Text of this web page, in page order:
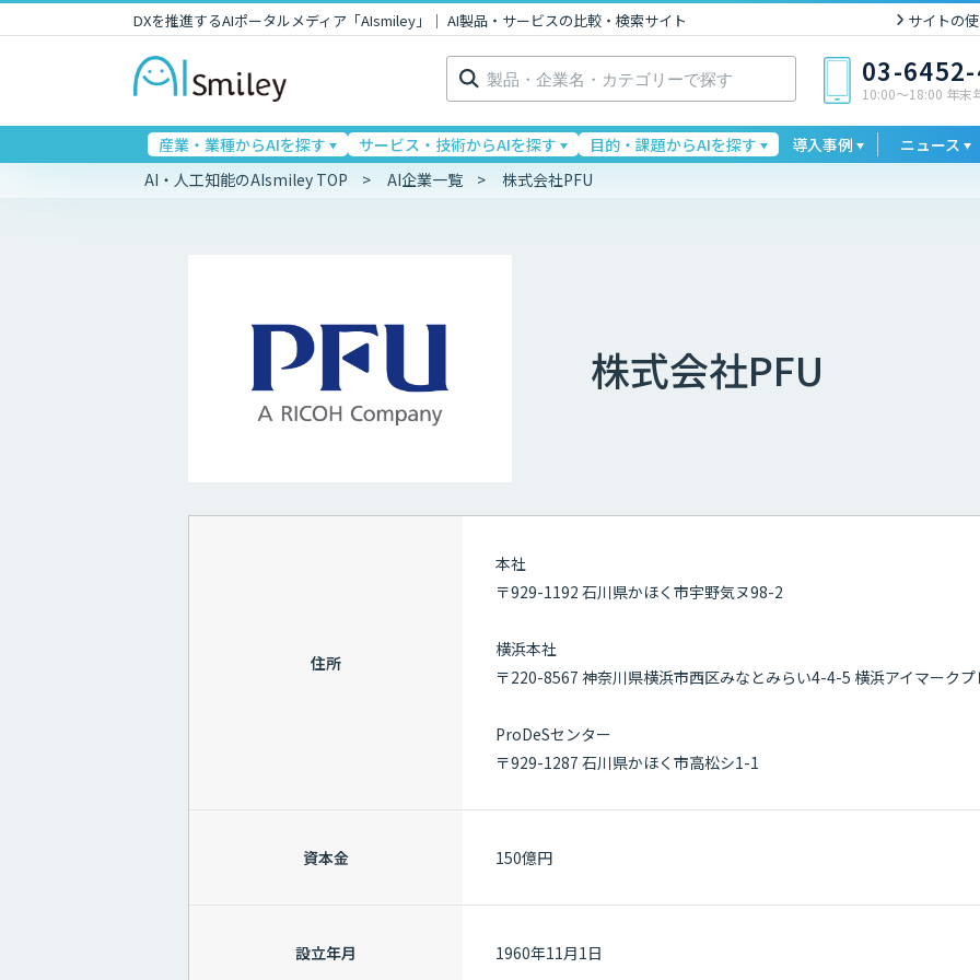
DXを推進するAIポータルメディア「AIsmiley」｜ AI製品・サービスの比較・検索サイト サイトの
検
索: 03-
10:00〜18:00 年末
産業・業種からAIを探す サービス・技術からAIを探す 目的・課題からAIを探す 導入事例
ニュース
AI・人工知能のAIsmiley TOP
AI企業一覧 株式会社PFU
株式会社PFU
住所
本社
〒929-1192 石川県かほく市宇野気ヌ98-2
横浜本社
〒220-8567 神奈川県横浜市西区みなとみらい4-4-5 横浜アイマークプ
ProDeSセンター
〒929-1287 石川県かほく市高松シ1-1
資本金 150億円
設立年月 1960年11月1日